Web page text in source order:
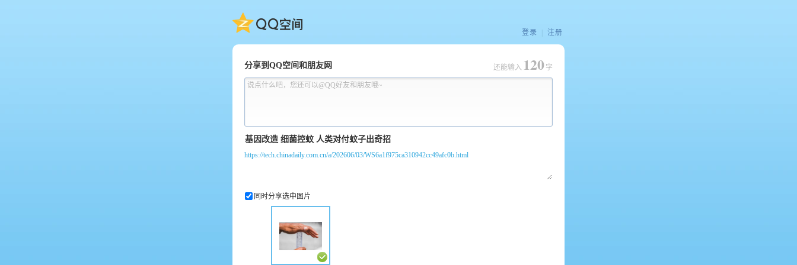
QQ空间
登录 注册
分享到QQ空间和朋友网
说点什么吧，您还可以@QQ好友和朋友哦~
还能输入 120 字
https://tech.chinadaily.com.cn/a/202606/03/WS6a1f975ca310942cc49afc0b.html
同时分享选中图片